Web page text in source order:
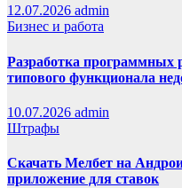
12.07.2026 admin
Бизнес и работа
Разработка программных
типового функционала
10.07.2026 admin
Штрафы
Скачать Мелбет на
приложение для ставок